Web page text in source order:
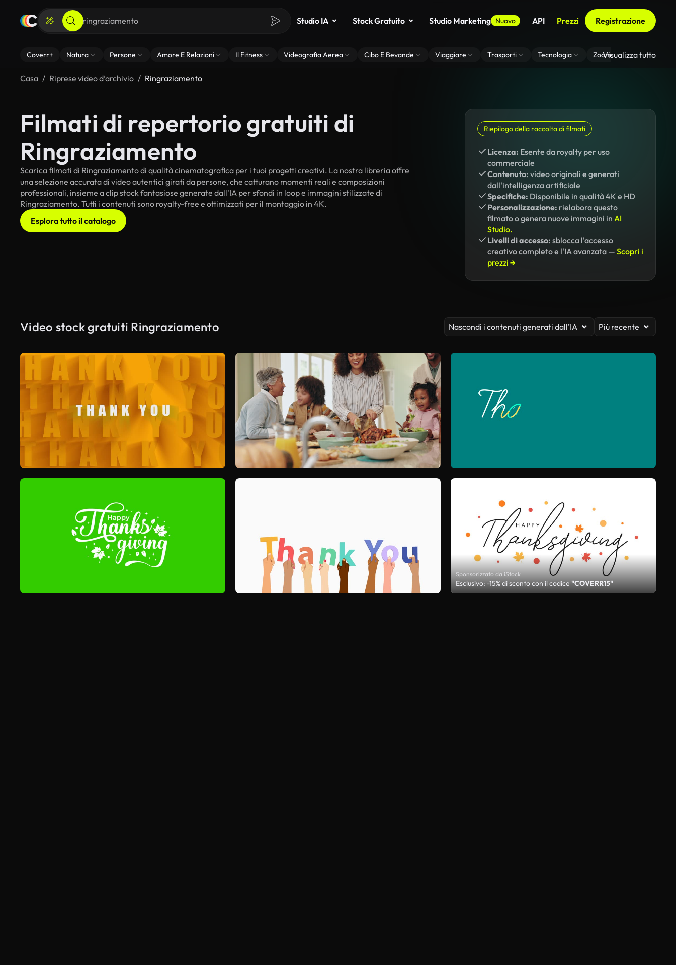
Studio IA Stock Gratuito Studio Marketing Nuovo API Prezzi Registrazione
Coverr+ Natura Persone Amore E Relazioni Il Fitness Videografia Aerea Cibo E Bevande Viaggiare Trasporti Tecnologia Zoom Di Sfondo Virtuale
Visualizza tutto
Casa Riprese video d’archivio Ringraziamento
Filmati di repertorio gratuiti di
Ringraziamento
Scarica filmati di Ringraziamento di qualità cinematografica per i tuoi progetti creativi. La nostra libreria offre
una selezione accurata di video autentici girati da persone, che catturano momenti reali e composizioni
professionali, insieme a clip stock fantasiose generate dall'IA per sfondi in loop e immagini stilizzate di
Ringraziamento. Tutti i contenuti sono royalty-free e ottimizzati per il montaggio in 4K.
Esplora tutto il catalogo
Riepilogo della raccolta di filmati
Licenza: Esente da royalty per uso
commerciale
Contenuto: video originali e generati
dall'intelligenza artificiale
Specifiche: Disponibile in qualità 4K e HD
Personalizzazione: rielabora questo
filmato o genera nuove immagini in AI
Studio.
Livelli di accesso: sblocca l'accesso
creativo completo e l'IA avanzata — Scopri i
prezzi →
Video stock gratuiti Ringraziamento Nascondi i contenuti generati dall’IA Più recente
Sponsorizzato da iStock
Esclusivo: -15% di sconto con il codice"COVERR15"